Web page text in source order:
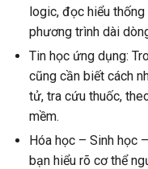
logic, đọc hiểu
phương trình dài
Tin học ứng dụng:
cũng cần biết cách
tử, tra cứu thuốc,
mềm.
Hóa học – Sinh học
bạn hiểu rõ cơ thể